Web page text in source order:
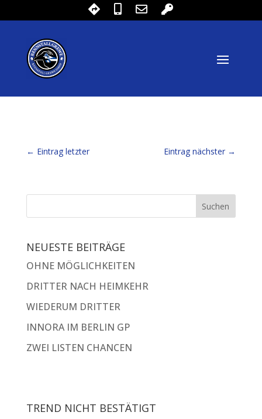
← Eintrag letzter Eintrag nächster →
NEUESTE BEITRÄGE
OHNE MÖGLICHKEITEN
DRITTER NACH HEIMKEHR
WIEDERUM DRITTER
INNORA IM BERLIN GP
ZWEI LISTEN CHANCEN
TREND NICHT BESTÄTIGT